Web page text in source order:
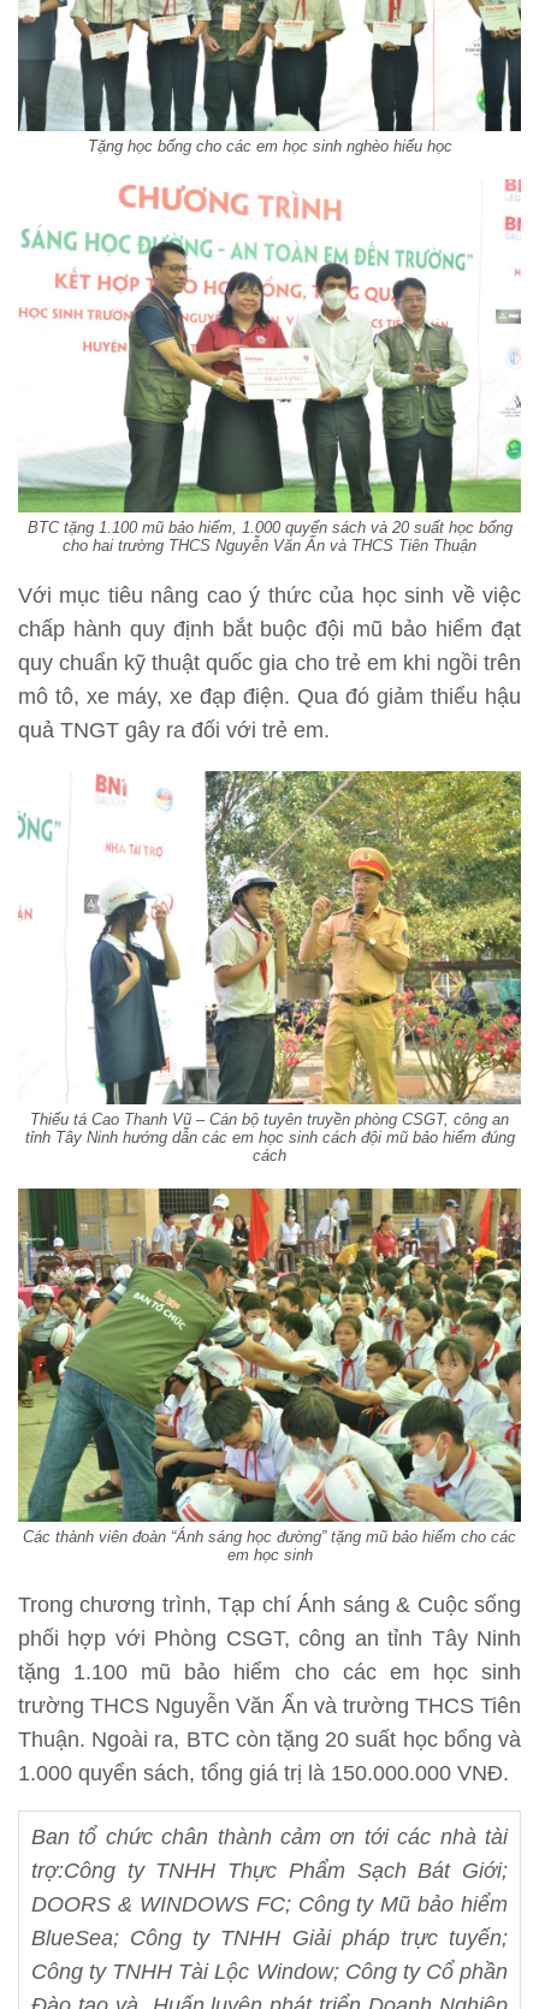
Tặng học bổng cho các em học sinh nghèo hiếu học
BTC tặng 1.100 mũ bảo hiểm, 1.000 quyển sách và 20 suất học bổng
cho hai trường THCS Nguyễn Văn Ẩn và THCS Tiên Thuận
Với mục tiêu nâng cao ý thức của học sinh về việc
chấp hành quy định bắt buộc đội mũ bảo hiểm đạt
quy chuẩn kỹ thuật quốc gia cho trẻ em khi ngồi trên
mô tô, xe máy, xe đạp điện. Qua đó giảm thiểu hậu
quả TNGT gây ra đối với trẻ em.
Thiếu tá Cao Thanh Vũ – Cán bộ tuyên truyền phòng CSGT, công an
tỉnh Tây Ninh hướng dẫn các em học sinh cách đội mũ bảo hiểm đúng
cách
Các thành viên đoàn “Ánh sáng học đường” tặng mũ bảo hiểm cho các
em học sinh
Trong chương trình, Tạp chí Ánh sáng & Cuộc sống
phối hợp với Phòng CSGT, công an tỉnh Tây Ninh
tặng 1.100 mũ bảo hiểm cho các em học sinh
trường THCS Nguyễn Văn Ẩn và trường THCS Tiên
Thuận. Ngoài ra, BTC còn tặng 20 suất học bổng và
1.000 quyển sách, tổng giá trị là 150.000.000 VNĐ.
Ban tổ chức chân thành cảm ơn tới các nhà tài
trợ:Công ty TNHH Thực Phẩm Sạch Bát Giới;
DOORS & WINDOWS FC; Công ty Mũ bảo hiểm
BlueSea; Công ty TNHH Giải pháp trực tuyến;
Công ty TNHH Tài Lộc Window; Công ty Cổ phần